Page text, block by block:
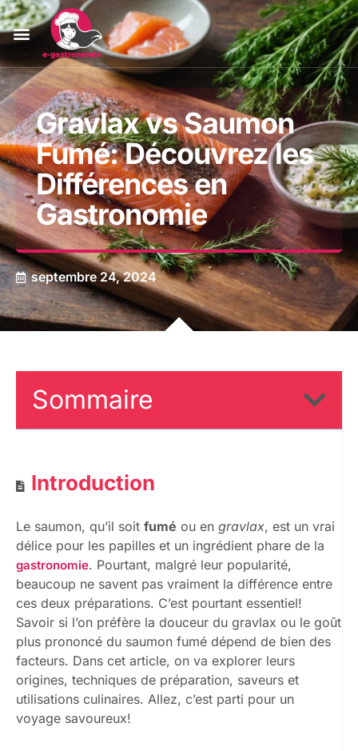
Gravlax vs Saumon
Fumé: Découvrez les
Différences en
Gastronomie
septembre 24, 2024
Sommaire
Introduction
Le saumon, qu’il soit fumé ou en gravlax, est un vrai
délice pour les papilles et un ingrédient phare de la
gastronomie. Pourtant, malgré leur popularité,
beaucoup ne savent pas vraiment la différence entre
ces deux préparations. C’est pourtant essentiel!
Savoir si l’on préfère la douceur du gravlax ou le goût
plus prononcé du saumon fumé dépend de bien des
facteurs. Dans cet article, on va explorer leurs
origines, techniques de préparation, saveurs et
utilisations culinaires. Allez, c’est parti pour un
voyage savoureux!